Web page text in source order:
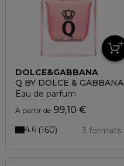
DOLCE&GABBANA
Q BY DOLCE & GABBANA
Eau de parfum
À partir de 99,10 €
3 formats
4.6 160